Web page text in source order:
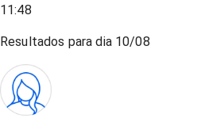
11:48
Resultados para dia 10/08